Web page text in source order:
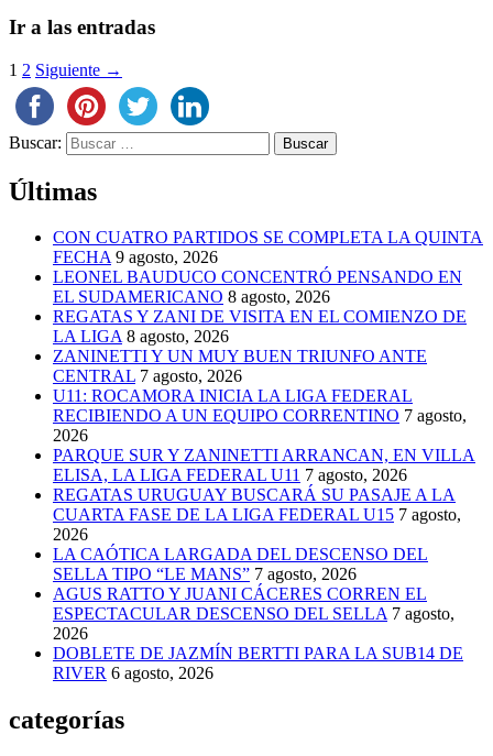
Ir a las entradas
1 2 Siguiente →
Buscar:
Últimas
CON CUATRO PARTIDOS SE COMPLETA LA QUINTA
FECHA 9 agosto, 2026
LEONEL BAUDUCO CONCENTRÓ PENSANDO EN
EL SUDAMERICANO 8 agosto, 2026
REGATAS Y ZANI DE VISITA EN EL COMIENZO DE
LA LIGA 8 agosto, 2026
ZANINETTI Y UN MUY BUEN TRIUNFO ANTE
CENTRAL 7 agosto, 2026
U11: ROCAMORA INICIA LA LIGA FEDERAL
RECIBIENDO A UN EQUIPO CORRENTINO 7 agosto,
2026
PARQUE SUR Y ZANINETTI ARRANCAN, EN VILLA
ELISA, LA LIGA FEDERAL U11 7 agosto, 2026
REGATAS URUGUAY BUSCARÁ SU PASAJE A LA
CUARTA FASE DE LA LIGA FEDERAL U15 7 agosto,
2026
LA CAÓTICA LARGADA DEL DESCENSO DEL
SELLA TIPO “LE MANS” 7 agosto, 2026
AGUS RATTO Y JUANI CÁCERES CORREN EL
ESPECTACULAR DESCENSO DEL SELLA 7 agosto,
2026
DOBLETE DE JAZMÍN BERTTI PARA LA SUB14 DE
RIVER 6 agosto, 2026
categorías